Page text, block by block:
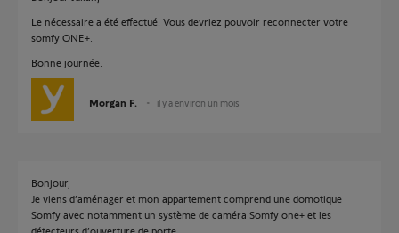
Le nécessaire a été effectué. Vous devriez pouvoir reconnecter votre
somfy ONE+.
Bonne journée.
Morgan F. il y a environ un mois
Bonjour,
Je viens d’aménager et mon appartement comprend une domotique
Somfy avec notamment un système de caméra Somfy one+ et les
détecteurs d’ouverture de porte.